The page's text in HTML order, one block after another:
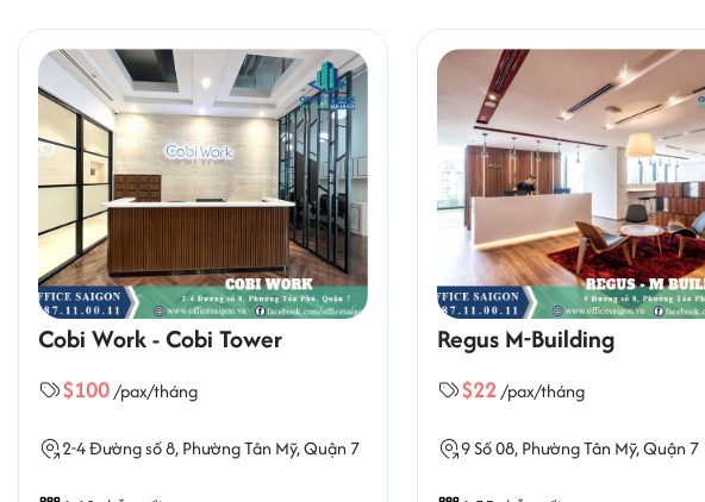
Cobi Work - Cobi Tower
$100/pax/tháng
2-4 Đường số 8,Phường Tân Mỹ, Quận 7
Regus M-Building
$22/pax/tháng
9 Số 08,Phường Tân Mỹ, Quận 7